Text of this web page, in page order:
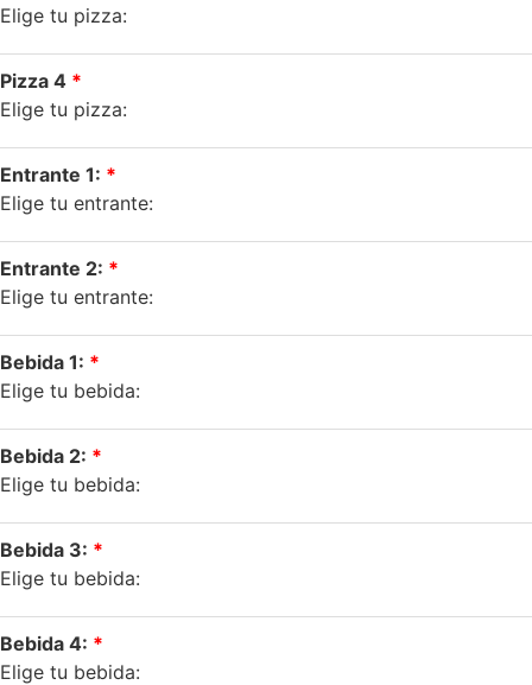
Elige tu pizza:
Pizza 4
Elige tu pizza:
Entrante 1:
Elige tu entrante:
Entrante 2:
Elige tu entrante:
Bebida 1:
Elige tu bebida:
Bebida 2:
Elige tu bebida:
Bebida 3:
Elige tu bebida:
Bebida 4:
Elige tu bebida: